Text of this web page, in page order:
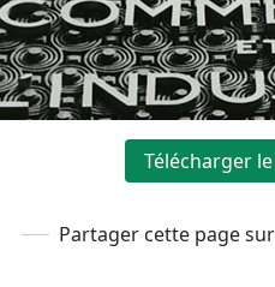
Télécharger
Partager cette page